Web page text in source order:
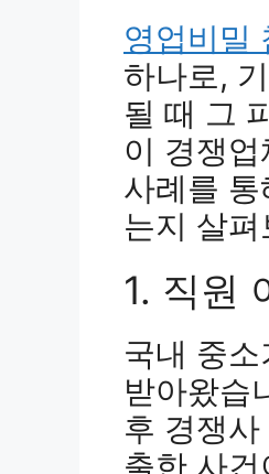
영업비밀
하나로,
될 때 그
이 경쟁
사례를
는지 살
1. 직원
국내 중
받아왔습
후 경쟁
출한 사